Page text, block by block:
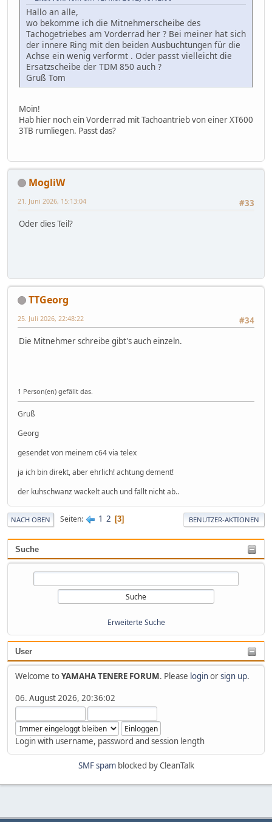
Suche
Erweiterte Suche
User
Welcome toYAMAHA TENERE FORUM. Please loginorsign up.
06. August 2026, 20:36:02
Login with username, password and session length
Hallo an alle,
wo bekomme ich die Mitnehmerscheibe des
Tachogetriebes am Vorderrad her ? Bei meiner hat sich
der innere Ring mit den beiden Ausbuchtungen für die
Achse ein wenig verformt . Oder passt vielleicht die
Ersatzscheibe der TDM 850 auch ?
Gruß Tom
Moin!
Hab hier noch ein Vorderrad mit Tachoantrieb von einer XT600
3TB rumliegen. Passt das?
MogliW
#33
21. Juni 2026, 15:13:04
Oder dies Teil?
TTGeorg
#34
25. Juli 2026, 22:48:22
Die Mitnehmer schreibe gibt's auch einzeln.
1 Person(en) gefällt das.
Gruß
Georg
gesendet von meinem c64 via telex
ja ich bin direkt, aber ehrlich! achtung dement!
der kuhschwanz wackelt auch und fällt nicht ab..
NACH OBEN Seiten 1 2 3 BENUTZER-AKTIONEN
SMF spamblocked by CleanTalk